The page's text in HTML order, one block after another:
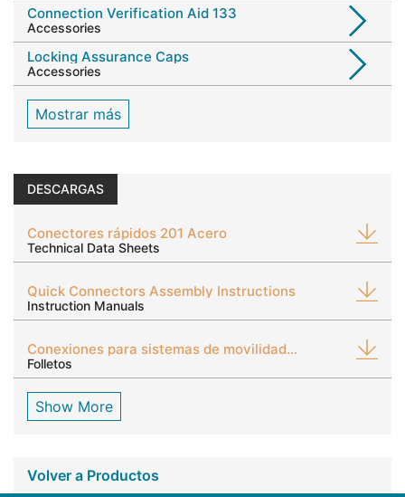
Connection Verification Aid 133
Accessories
Locking Assurance Caps
Accessories
Mostrar más
DESCARGAS
Conectores rápidos 201 Acero
Technical Data Sheets
Quick Connectors Assembly Instructions
Instruction Manuals
Conexiones para sistemas de movilidad eléctrica
Folletos
Show More
Volver a Productos